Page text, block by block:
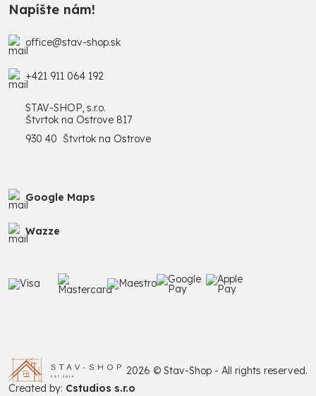
Napíšte nám!
office@stav-shop.sk
+421 911 064 192
STAV-SHOP, s.r.o.
Štvrtok na Ostrove 817
930 40 Štvrtok na Ostrove
Google Maps
Wazze
2026 © Stav-Shop - All rights reserved.
Created by: Cstudios s.r.o